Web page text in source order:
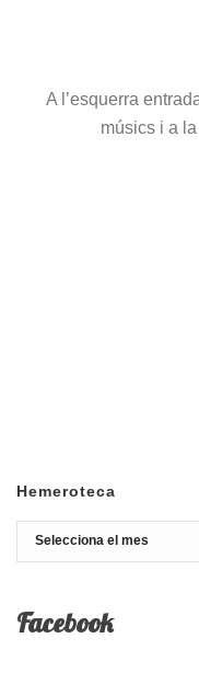
A l’esquerra
músics i a
Hemeroteca
Hemeroteca
Facebook